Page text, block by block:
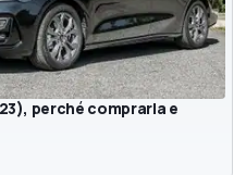
perché comprarla e